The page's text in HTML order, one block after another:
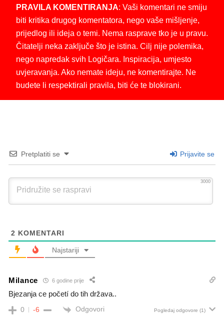
PRAVILA KOMENTIRANJA: Vaši komentari ne smiju
biti kritika drugog komentatora, nego vaše mišljenje,
prijedlog ili ideja o temi. Nema rasprave tko je u pravu.
Čitatelji neka zaključe što je istina. Cilj nije polemika,
nego napredak svih Logičara. Inspiracija, umjesto
uvjeravanja. Ako nemate ideju, ne komentirajte. Ne
budete li respektirali pravila, biti će te blokirani.
Pretplatiti se Prijavite se
3000
2 KOMENTARI
Najstariji
Milance 6 godine prije
Bjezanja ce početí do tih država..
0 -6 Odgovori Pogledaj odgovore (1)